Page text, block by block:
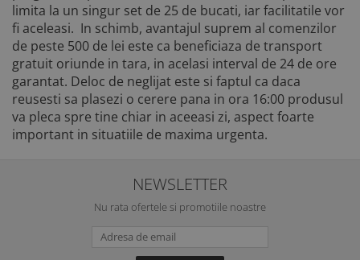
limita la un singur set de 25 de bucati, iar facilitatile vor
fi aceleasi. In schimb, avantajul suprem al comenzilor
de peste 500 de lei este ca beneficiaza de transport
gratuit oriunde in tara, in acelasi interval de 24 de ore
garantat. Deloc de neglijat este si faptul ca daca
reusesti sa plasezi o cerere pana in ora 16:00 produsul
va pleca spre tine chiar in aceeasi zi, aspect foarte
important in situatiile de maxima urgenta.
NEWSLETTER
Nu rata ofertele si promotiile noastre